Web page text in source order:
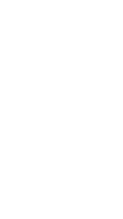
avec d'autres
ou qu'ils ont